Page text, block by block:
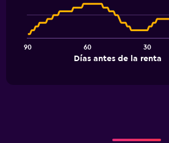
points.
The
Días antes de la renta
90 60 30